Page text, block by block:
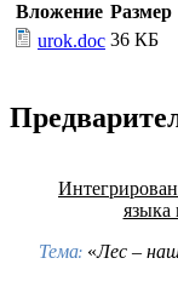
Вложение Размер
urok.doc 36 КБ
языка
Тема: «Лес –